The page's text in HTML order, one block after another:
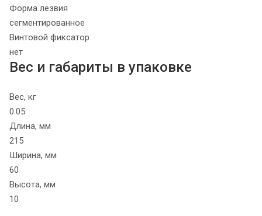
Форма лезвия
сегментированное
Винтовой фиксатор
нет
Вес и габариты в упаковке
Вес, кг
0.05
Длина, мм
215
Ширина, мм
60
Высота, мм
10